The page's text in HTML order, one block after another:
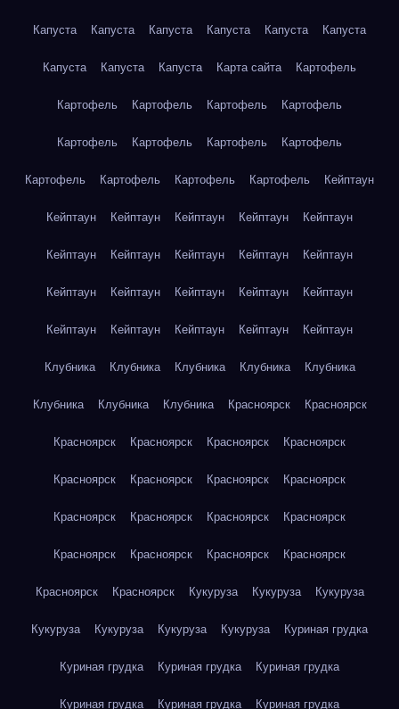
Капуста Капуста Капуста Капуста Капуста Капуста
Капуста Капуста Капуста Карта сайта Картофель
Картофель Картофель Картофель Картофель
Картофель Картофель Картофель Картофель
Картофель Картофель Картофель Картофель Кейптаун
Кейптаун Кейптаун Кейптаун Кейптаун Кейптаун
Кейптаун Кейптаун Кейптаун Кейптаун Кейптаун
Кейптаун Кейптаун Кейптаун Кейптаун Кейптаун
Кейптаун Кейптаун Кейптаун Кейптаун Кейптаун
Клубника Клубника Клубника Клубника Клубника
Клубника Клубника Клубника Красноярск Красноярск
Красноярск Красноярск Красноярск Красноярск
Красноярск Красноярск Красноярск Красноярск
Красноярск Красноярск Красноярск Красноярск
Красноярск Красноярск Красноярск Красноярск
Красноярск Красноярск Кукуруза Кукуруза Кукуруза
Кукуруза Кукуруза Кукуруза Кукуруза Куриная грудка
Куриная грудка Куриная грудка Куриная грудка
Куриная грудка Куриная грудка Куриная грудка